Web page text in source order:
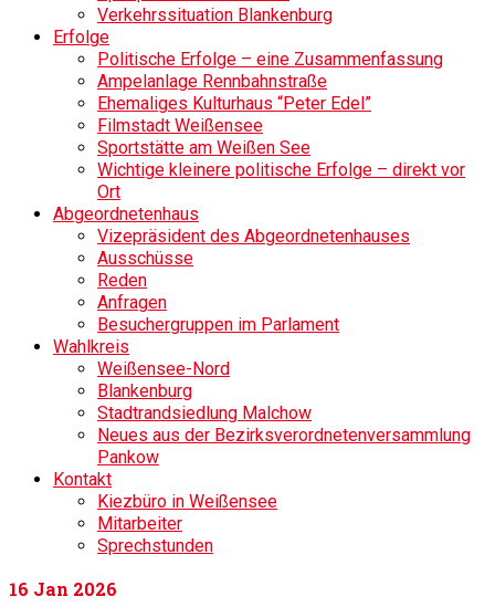
Verkehrssituation Blankenburg
Erfolge
Politische Erfolge – eine Zusammenfassung
Ampelanlage Rennbahnstraße
Ehemaliges Kulturhaus “Peter Edel”
Filmstadt Weißensee
Sportstätte am Weißen See
Wichtige kleinere politische Erfolge – direkt vor
Ort
Abgeordnetenhaus
Vizepräsident des Abgeordnetenhauses
Ausschüsse
Reden
Anfragen
Besuchergruppen im Parlament
Wahlkreis
Weißensee-Nord
Blankenburg
Stadtrandsiedlung Malchow
Neues aus der Bezirksverordnetenversammlung
Pankow
Kontakt
Kiezbüro in Weißensee
Mitarbeiter
Sprechstunden
16 Jan 2026